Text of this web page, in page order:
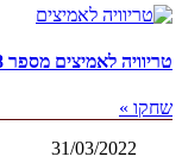
טריוויה לאמיצים מספר 48
שחקו »
31/03/2022